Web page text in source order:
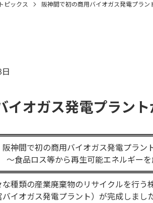
トピックス 阪神間で初の商用バイオガス発電プラン
イオガス発電プラン
阪神間で初の商用バイオガス発電プラン
～食品ロス等から再生可能エネルギー
種類の産業廃棄物のリサイクルを行う
イオガス発電プラント）が完成しました